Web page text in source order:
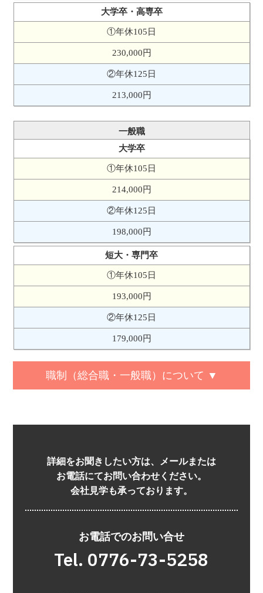
大学卒・高専卒
①年休105日
230,000円
②年休125日
213,000円
一般職
大学卒
①年休105日
214,000円
②年休125日
198,000円
短大・専門卒
①年休105日
193,000円
②年休125日
179,000円
職制（総合職・一般職）について ▼
詳細をお聞きしたい方は、メールまたは
お電話にてお問い合わせください。
会社見学も承っております。
お電話でのお問い合せ
Tel. 0776-73-5258